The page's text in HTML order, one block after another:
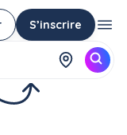
S’inscrire